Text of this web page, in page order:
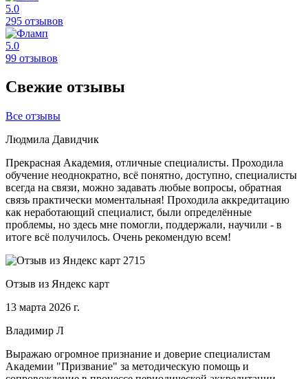
5.0
295 отзывов
5.0
99 отзывов
Свежие отзывы
Все отзывы
Людмила Давидчик
Прекрасная Академия, отличные специалисты. Проходила
обучение неоднократно, всё понятно, доступно, специалисты
всегда на связи, можно задавать любые вопросы, обратная
связь практически моментальная! Проходила аккредитацию
как неработающий специалист, были определённые
проблемы, но здесь мне помогли, поддержали, научили - в
итоге всё получилось. Очень рекомендую всем!
Отзыв из Яндекс карт
13 марта 2026 г.
Владимир Л
Выражаю огромное признание и доверие специалистам
Академии "Призвание" за методическую помощь и